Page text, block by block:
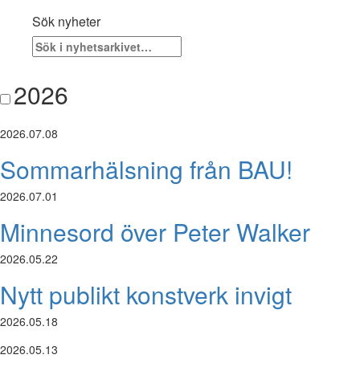
Sök nyheter
2026
2026.07.08
Sommarhälsning från BAU!
2026.07.01
Minnesord över Peter Walker
2026.05.22
Nytt publikt konstverk invigt
2026.05.18
2026.05.13